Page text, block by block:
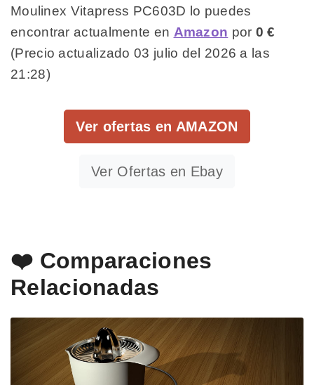
Moulinex Vitapress PC603D lo puedes
encontrar actualmente en Amazon por 0 €
(Precio actualizado 03 julio del 2026 a las
21:28)
Ver ofertas en AMAZON
Ver Ofertas en Ebay
❤️ Comparaciones
Relacionadas